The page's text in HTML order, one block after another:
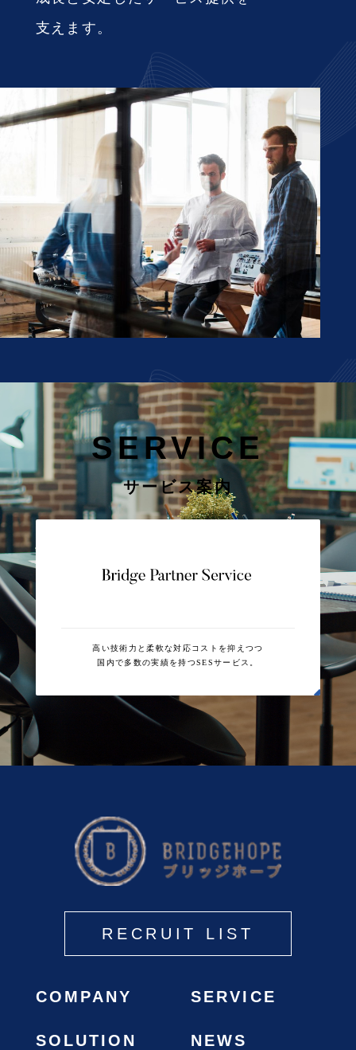
支えます。
SERVICE
サービス案内
高い技術力と柔軟な対応コストを抑えつつ
国内で多数の実績を持つSESサービス。
RECRUIT LIST
COMPANY SERVICE
SOLUTION NEWS